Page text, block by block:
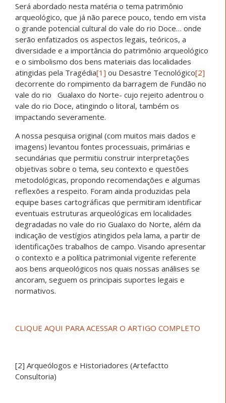
Será abordado nesta matéria o tema patrimônio
arqueológico, que já não parece pouco, tendo em vista
o grande potencial cultural do vale do rio Doce… onde
serão enfatizados os aspectos legais, teóricos, a
diversidade e a importância do patrimônio arqueológico
e o simbolismo dos bens materiais das localidades
atingidas pela Tragédia[1] ou Desastre Tecnológico[2]
decorrente do rompimento da barragem de Fundão no
vale do rio Gualaxo do Norte- cujo rejeito adentrou o
vale do rio Doce, atingindo o litoral, também os
impactando severamente.
A nossa pesquisa original (com muitos mais dados e
imagens) levantou fontes processuais, primárias e
secundárias que permitiu construir interpretações
objetivas sobre o tema, seu contexto e questões
metodológicas, propondo recomendações e algumas
reflexões a respeito. Foram ainda produzidas pela
equipe bases cartográficas que permitiram identificar
eventuais estruturas arqueológicas em localidades
degradadas no vale do rio Gualaxo do Norte, além da
indicação de vestígios atingidos pela lama, a partir de
identificações trabalhos de campo. Visando apresentar
o contexto e a política patrimonial vigente referente
aos bens arqueológicos nos quais nossas análises se
ancoram, seguem os principais suportes legais e
normativos.
CLIQUE AQUI PARA ACESSAR O ARTIGO COMPLETO
[2] Arqueólogos e Historiadores (Artefactto
Consultoria)